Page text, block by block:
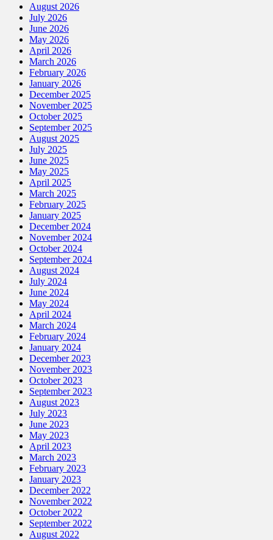
August 2026
July 2026
June 2026
May 2026
April 2026
March 2026
February 2026
January 2026
December 2025
November 2025
October 2025
September 2025
August 2025
July 2025
June 2025
May 2025
April 2025
March 2025
February 2025
January 2025
December 2024
November 2024
October 2024
September 2024
August 2024
July 2024
June 2024
May 2024
April 2024
March 2024
February 2024
January 2024
December 2023
November 2023
October 2023
September 2023
August 2023
July 2023
June 2023
May 2023
April 2023
March 2023
February 2023
January 2023
December 2022
November 2022
October 2022
September 2022
August 2022